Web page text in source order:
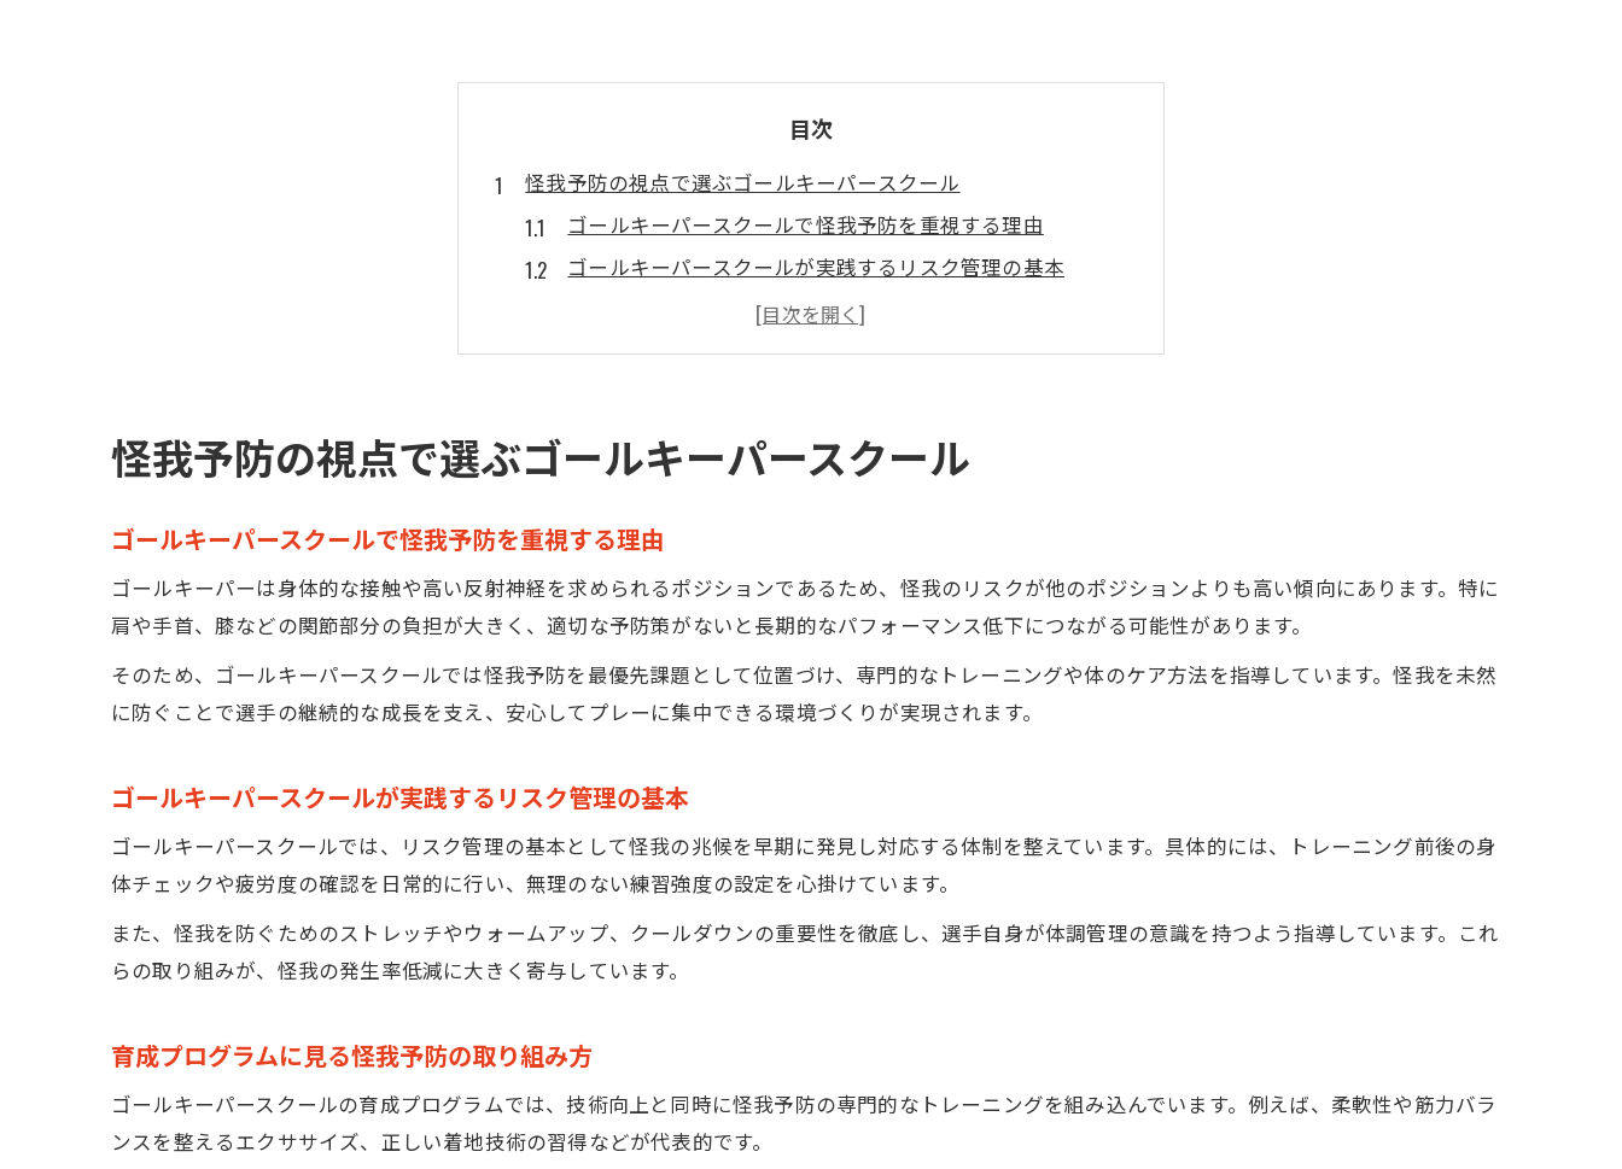
目次
怪我予防の視点で選ぶゴールキーパースクール
ゴールキーパースクールで怪我予防を重視する理由
ゴールキーパースクールが実践するリスク管理の基本
育成プログラムに見る怪我予防の取り組み方
ゴールキーパースクール選びで注目すべき安全基準
ゴールキーパースクールにおける安全対策の工夫
ゴールキーパースクールの安全対策と現場の工夫
ゴールキーパースクールが重視する応急処置の知識
実際の指導で取り入れる安全配慮の事例
ゴールキーパースクールで安心して学ぶための環境整備
実戦形式で学ぶ怪我防止と治療のポイント
ゴールキーパースクールで実戦練習時に注意する怪我防止策
ゴールキーパースクールで教える受傷時の初期対応
治療の知識も学べる実戦形式のレッスン例
リスク管理を徹底するゴールキーパースクールの工夫
ケガが不安なら知っておきたい回復サイクル
ゴールキーパースクールでの怪我回復までの流れ
治療後のリハビリと怪我再発予防のポイント
ゴールキーパースクールが伝える回復期の過ごし方
心身のケアを重視した怪我からの復帰支援
怪我予防の視点で選ぶゴールキーパースクール
ゴールキーパースクールで怪我予防を重視する理由
ゴールキーパーは身体的な接触や高い反射神経を求められるポジションであるため、怪我のリスクが他のポジションよりも高い傾向にあります。特に
肩や手首、膝などの関節部分の負担が大きく、適切な予防策がないと長期的なパフォーマンス低下につながる可能性があります。
そのため、ゴールキーパースクールでは怪我予防を最優先課題として位置づけ、専門的なトレーニングや体のケア方法を指導しています。怪我を未然
に防ぐことで選手の継続的な成長を支え、安心してプレーに集中できる環境づくりが実現されます。
ゴールキーパースクールが実践するリスク管理の基本
ゴールキーパースクールでは、リスク管理の基本として怪我の兆候を早期に発見し対応する体制を整えています。具体的には、トレーニング前後の身
体チェックや疲労度の確認を日常的に行い、無理のない練習強度の設定を心掛けています。
また、怪我を防ぐためのストレッチやウォームアップ、クールダウンの重要性を徹底し、選手自身が体調管理の意識を持つよう指導しています。これ
らの取り組みが、怪我の発生率低減に大きく寄与しています。
育成プログラムに見る怪我予防の取り組み方
ゴールキーパースクールの育成プログラムでは、技術向上と同時に怪我予防の専門的なトレーニングを組み込んでいます。例えば、柔軟性や筋力バラ
ンスを整えるエクササイズ、正しい着地技術の習得などが代表的です。